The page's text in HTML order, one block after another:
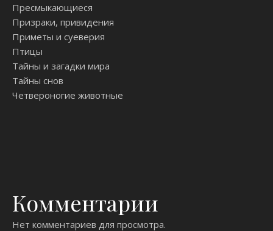
Пресмыкающиеся
Призраки, привидения
Приметы и суеверия
Птицы
Тайны и загадки мира
Тайны снов
Четвероногие животные
Комментарии
Нет комментариев для просмотра.